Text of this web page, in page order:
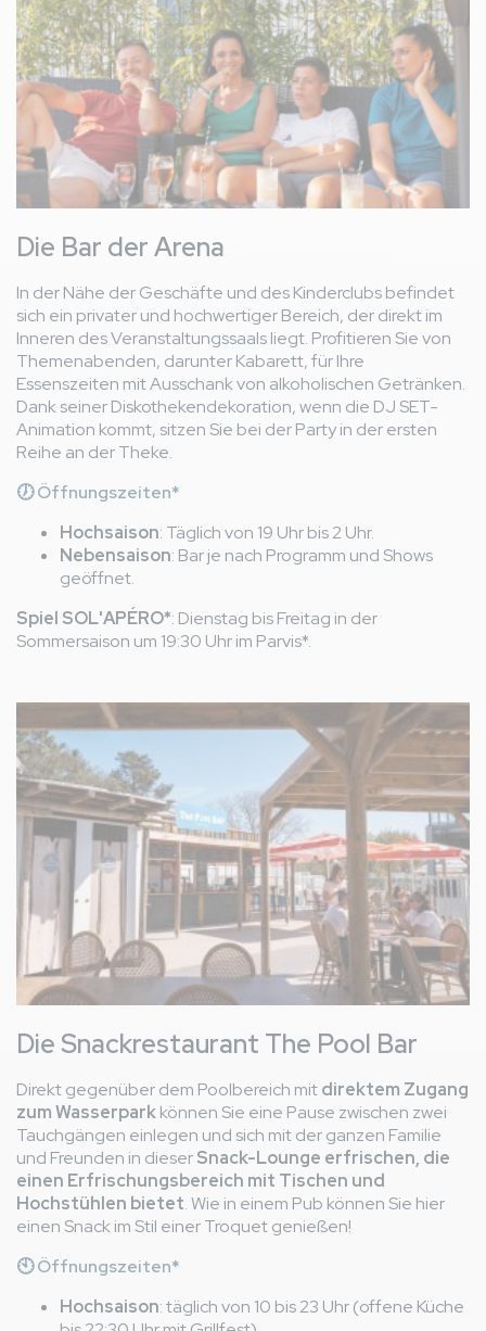
Die Bar der Arena
In der Nähe der Geschäfte und des Kinderclubs befindet
sich ein privater und hochwertiger Bereich, der direkt im
Inneren des Veranstaltungssaals liegt. Profitieren Sie von
Themenabenden, darunter Kabarett, für Ihre
Essenszeiten mit Ausschank von alkoholischen Getränken.
Dank seiner Diskothekendekoration, wenn die DJ SET-
Animation kommt, sitzen Sie bei der Party in der ersten
Reihe an der Theke.
🕖 Öffnungszeiten*
Hochsaison: Täglich von 19 Uhr bis 2 Uhr.
Nebensaison: Bar je nach Programm und Shows
geöffnet.
Spiel SOL'APÉRO*: Dienstag bis Freitag in der
Sommersaison um 19:30 Uhr im Parvis*.
Die Snackrestaurant The Pool Bar
Direkt gegenüber dem Poolbereich mitdirektem Zugang
zum Wasserparkkönnen Sie eine Pause zwischen zwei
Tauchgängen einlegen und sich mit der ganzen Familie
und Freunden in dieserSnack-Lounge erfrischen, die
einen Erfrischungsbereich mit Tischen und
Hochstühlen bietet. Wie in einem Pub können Sie hier
einen Snack im Stil einer Troquet genießen!
🕙 Öffnungszeiten*
Hochsaison: täglich von 10 bis 23 Uhr (offene Küche